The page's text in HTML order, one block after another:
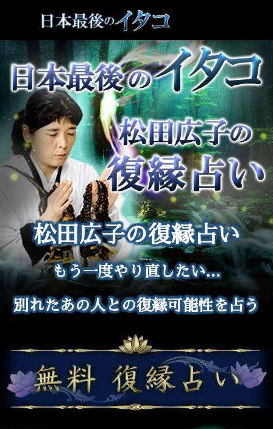
松田広子の復縁占い
もう一度やり直したい…
別れたあの人との復縁可能性を占う